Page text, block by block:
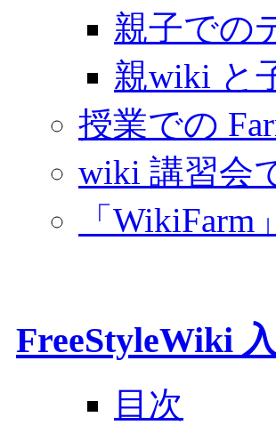
親子での
親wiki と
授業での
wiki 講習会
「
FreeStyleWiki
目次